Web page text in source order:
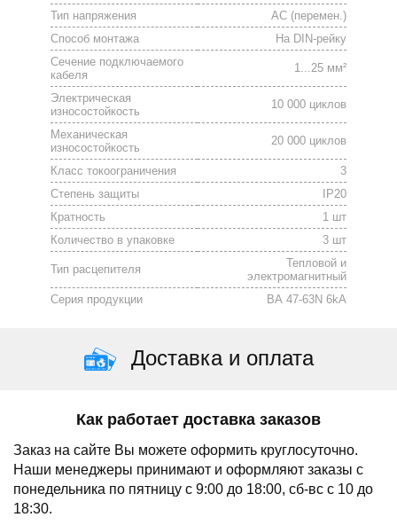
Тип напряжения
АС (перемен.)
Способ монтажа
На DIN-рейку
Сечение подключаемого
кабеля
1...25 мм²
Электрическая
износостойкость
10 000 циклов
Механическая
износостойкость
20 000 циклов
Класс токоограничения
3
Степень защиты
IP20
Кратность
1 шт
Количество в упаковке
3 шт
Тип расцепителя
Тепловой и
электромагнитный
Серия продукции
ВА 47-63N 6kA
Доставка и оплата
Как работает доставка заказов
Заказ на сайте Вы можете оформить круглосуточно.
Наши менеджеры принимают и оформляют заказы с
понедельника по пятницу с 9:00 до 18:00, сб-вс с 10 до
18:30.